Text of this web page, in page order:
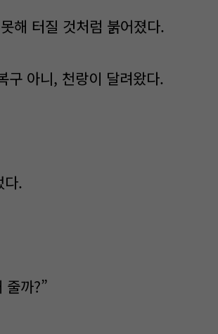
해 터질 것처럼 붉어졌다.
구 아니, 천랑이 달려왔다.
다.
줄까?”